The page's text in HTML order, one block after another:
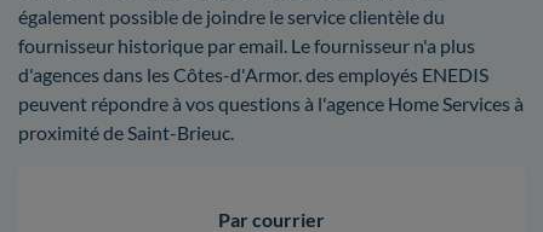
également possible de joindre le service clientèle du
fournisseur historique par email. Le fournisseur n'a plus
d'agences dans les Côtes-d'Armor. des employés ENEDIS
peuvent répondre à vos questions à l'agence Home Services à
proximité de Saint-Brieuc.
Par courrier